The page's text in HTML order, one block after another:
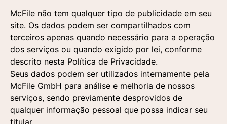
McFile não tem qualquer tipo de publicidade em seu
site. Os dados podem ser compartilhados com
terceiros apenas quando necessário para a operação
dos serviços ou quando exigido por lei, conforme
descrito nesta Política de Privacidade.
Seus dados podem ser utilizados internamente pela
McFile GmbH para análise e melhoria de nossos
serviços, sendo previamente desprovidos de
qualquer informação pessoal que possa indicar seu
titular.
Aceito a utilização
dos dados fornecidos
aqui para a realização
de um contato
comercial e o
recebimento de
materiais publicitários
segundo a Política de
Privacidade
Aceito a utilização
dos dados fornecidos
aqui para a realização
de um contato
comercial e o
recebimento de
materiais publicitários
segundo a Política de
Privacidade